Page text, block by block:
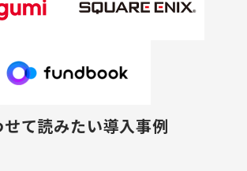
せて読みたい導入事例